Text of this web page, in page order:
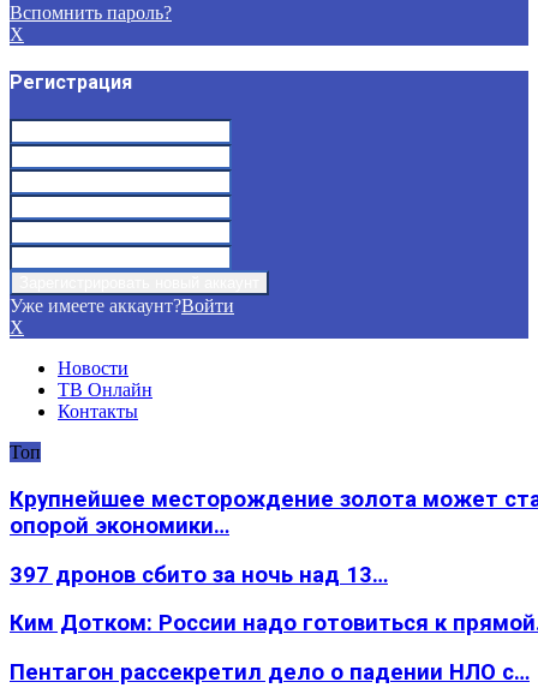
Вспомнить пароль?
X
Регистрация
Уже имеете аккаунт?Войти
X
Новости
ТВ Онлайн
Контакты
Топ
Крупнейшее месторождение золота может
опорой экономики…
397 дронов сбито за ночь над 13…
Ким Дотком: России надо готовиться к
Пентагон рассекретил дело о падении НЛО с…